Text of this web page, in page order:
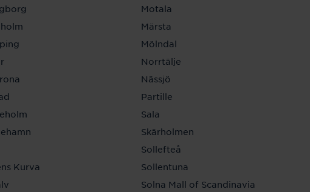
Kurva
Motala
Märsta
Mölndal
Norrtälje
Nässjö
Partille
Sala
Skärholmen
Sollefteå
Sollentuna
Solna Mall of Scandinavia